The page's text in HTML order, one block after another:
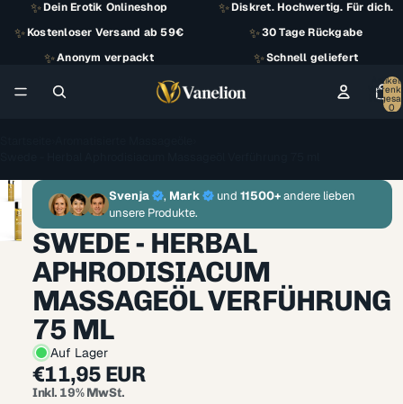
✨Dein Erotik Onlineshop ✨Diskret. Hochwertig. Für dich.
✨Kostenloser Versand ab 59€ ✨30 Tage Rückgabe
✨Anonym verpackt ✨Schnell geliefert
Artikel
0
Svenja , Mark und 11500+andere lieben
unsere Produkte.
SWEDE - HERBAL
APHRODISIACUM
MASSAGEÖL VERFÜHRUNG
75 ML
Auf Lager
€11,95 EUR
Inkl. 19% MwSt.